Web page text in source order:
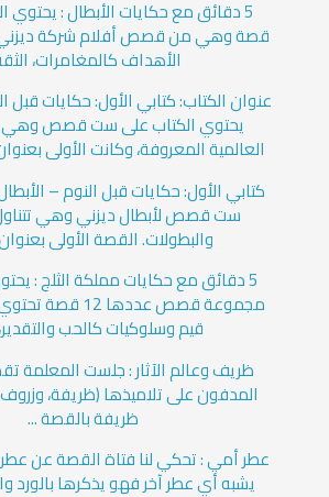
قصة وهي من قصص أفلام شركة
الأهداف كالمغامرات،
عنوان الكتاب: كتابي الأول: حكايات قبل
يحتوي الكتاب على ست قصص وهي
العالمية المعروفة، وكانت الأولى
كتابي الأول: حكايات قبل النوم –
ست قصص لأبطال ديزني وهي
والبطولات. القصة الأولى
5 دقائق مع حكايات مملكة الثلج :
مجموعة قصص
قيم وسلوكيات كالحب
ظريف وعالم الآثار : جلست المعلمة
المدفون على تلاميذها (ظريفة،
ظريفة بالقصة ...
عطر أمي : تحكي لنا فتاة القصة عن عطر
يشبه أي عطر آخر فهو يذكرها بالورد